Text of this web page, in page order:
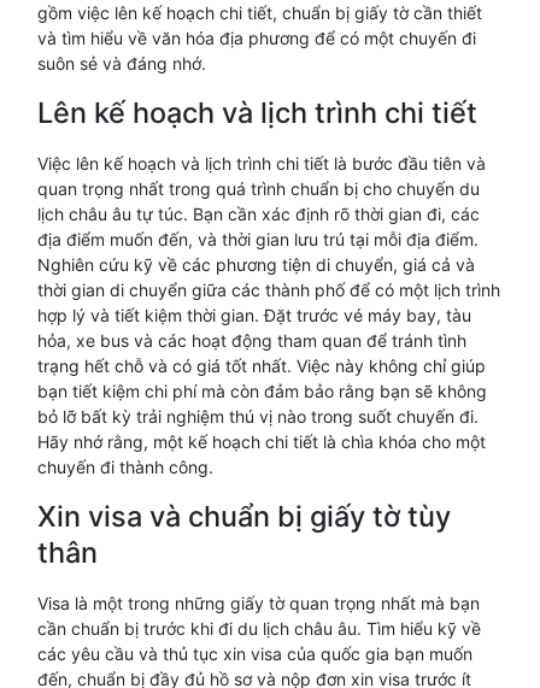
gồm việc lên kế hoạch chi tiết, chuẩn bị giấy tờ cần thiết
và tìm hiểu về văn hóa địa phương để có một chuyến đi
suôn sẻ và đáng nhớ.
Lên kế hoạch và lịch trình chi tiết
Việc lên kế hoạch và lịch trình chi tiết là bước đầu tiên và
quan trọng nhất trong quá trình chuẩn bị cho chuyến du
lịch châu âu tự túc. Bạn cần xác định rõ thời gian đi, các
địa điểm muốn đến, và thời gian lưu trú tại mỗi địa điểm.
Nghiên cứu kỹ về các phương tiện di chuyển, giá cả và
thời gian di chuyển giữa các thành phố để có một lịch trình
hợp lý và tiết kiệm thời gian. Đặt trước vé máy bay, tàu
hỏa, xe bus và các hoạt động tham quan để tránh tình
trạng hết chỗ và có giá tốt nhất. Việc này không chỉ giúp
bạn tiết kiệm chi phí mà còn đảm bảo rằng bạn sẽ không
bỏ lỡ bất kỳ trải nghiệm thú vị nào trong suốt chuyến đi.
Hãy nhớ rằng, một kế hoạch chi tiết là chìa khóa cho một
chuyến đi thành công.
Xin visa và chuẩn bị giấy tờ tùy
thân
Visa là một trong những giấy tờ quan trọng nhất mà bạn
cần chuẩn bị trước khi đi du lịch châu âu. Tìm hiểu kỹ về
các yêu cầu và thủ tục xin visa của quốc gia bạn muốn
đến, chuẩn bị đầy đủ hồ sơ và nộp đơn xin visa trước ít